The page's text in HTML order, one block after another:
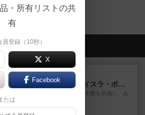
ウノ：H2Oのトップに戻る
員の新しい投稿
キャプテン・フリップ：イスラ・ボンバ
イスラ・ボンバを探しに出航!潜水艦を装備し、あ
なたの乗組員を監獄から解...
約1時間前by jurong
・所有リストの共
有
員登録（10秒）
X
Facebook
たは